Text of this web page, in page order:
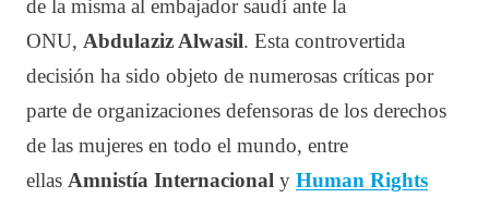
de la misma al embajador saudí ante la
ONU, Abdulaziz Alwasil. Esta controvertida
decisión ha sido objeto de numerosas críticas por
parte de organizaciones defensoras de los derechos
de las mujeres en todo el mundo, entre
ellas Amnistía Internacional y Human Rights